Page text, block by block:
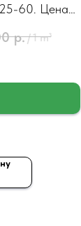
60. Цена
р./1 m³